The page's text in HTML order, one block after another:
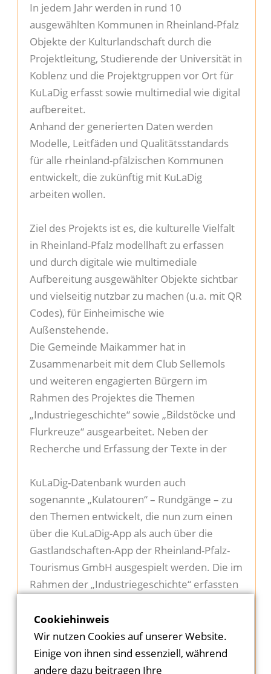
In jedem Jahr werden in rund 10
ausgewählten Kommunen in Rheinland-Pfalz
Objekte der Kulturlandschaft durch die
Projektleitung, Studierende der Universität in
Koblenz und die Projektgruppen vor Ort für
KuLaDig erfasst sowie multimedial wie digital
aufbereitet.
Anhand der generierten Daten werden
Modelle, Leitfäden und Qualitätsstandards
für alle rheinland-pfälzischen Kommunen
entwickelt, die zukünftig mit KuLaDig
arbeiten wollen.
Ziel des Projekts ist es, die kulturelle Vielfalt
in Rheinland-Pfalz modellhaft zu erfassen
und durch digitale wie multimediale
Aufbereitung ausgewählter Objekte sichtbar
und vielseitig nutzbar zu machen (u.a. mit QR
Codes), für Einheimische wie
Außenstehende.
Die Gemeinde Maikammer hat in
Zusammenarbeit mit dem Club Sellemols
und weiteren engagierten Bürgern im
Rahmen des Projektes die Themen
„Industriegeschichte“ sowie „Bildstöcke und
Flurkreuze“ ausgearbeitet. Neben der
Recherche und Erfassung der Texte in der
KuLaDig-Datenbank wurden auch
sogenannte „Kulatouren“ – Rundgänge – zu
den Themen entwickelt, die nun zum einen
über die KuLaDig-App als auch über die
Gastlandschaften-App der Rheinland-Pfalz-
Tourismus GmbH ausgespielt werden. Die im
Rahmen der „Industriegeschichte“ erfassten
einem kleinen Hinweisschild versehen, das
mittels QR-Code den Zugang zu den
Detailinformationen ermöglicht. Abgerundet
wird das ganze durch kleine Filmclips zu den
Cookiehinweis
Wir nutzen Cookies auf unserer Website.
Einige von ihnen sind essenziell, während
andere dazu beitragen Ihre